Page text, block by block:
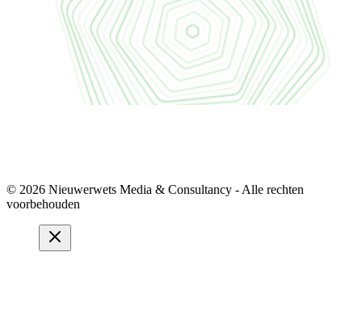
© 2026 Nieuwerwets Media & Consultancy - Alle rechten
voorbehouden